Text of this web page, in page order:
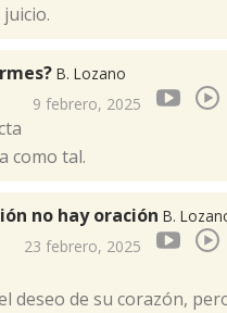
B. Lozano
9 febrero, 2025
como tal.
no hay oración B.
23 febrero, 2025
deseo de su corazón,